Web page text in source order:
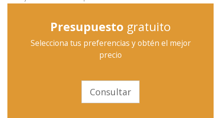
Presupuesto gratuito
Selecciona tus preferencias y obtén el mejor
precio
Consultar